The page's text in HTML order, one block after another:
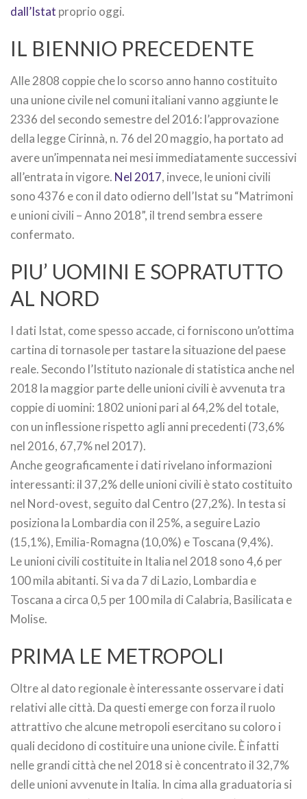
dall’Istat proprio oggi.
IL BIENNIO PRECEDENTE
Alle 2808 coppie che lo scorso anno hanno costituito
una unione civile nel comuni italiani vanno aggiunte le
2336 del secondo semestre del 2016: l’approvazione
della legge Cirinnà, n. 76 del 20 maggio, ha portato ad
avere un’impennata nei mesi immediatamente successivi
all’entrata in vigore. Nel 2017, invece, le unioni civili
sono 4376 e con il dato odierno dell’Istat su “Matrimoni
e unioni civili – Anno 2018”, il trend sembra essere
confermato.
PIU’ UOMINI E SOPRATUTTO
AL NORD
I dati Istat, come spesso accade, ci forniscono un’ottima
cartina di tornasole per tastare la situazione del paese
reale. Secondo l’Istituto nazionale di statistica anche nel
2018 la maggior parte delle unioni civili è avvenuta tra
coppie di uomini: 1802 unioni pari al 64,2% del totale,
con un inflessione rispetto agli anni precedenti (73,6%
nel 2016, 67,7% nel 2017).
Anche geograficamente i dati rivelano informazioni
interessanti: il 37,2% delle unioni civili è stato costituito
nel Nord-ovest, seguito dal Centro (27,2%). In testa si
posiziona la Lombardia con il 25%, a seguire Lazio
(15,1%), Emilia-Romagna (10,0%) e Toscana (9,4%).
Le unioni civili costituite in Italia nel 2018 sono 4,6 per
100 mila abitanti. Si va da 7 di Lazio, Lombardia e
Toscana a circa 0,5 per 100 mila di Calabria, Basilicata e
Molise.
PRIMA LE METROPOLI
Oltre al dato regionale è interessante osservare i dati
relativi alle città. Da questi emerge con forza il ruolo
attrattivo che alcune metropoli esercitano su coloro i
quali decidono di costituire una unione civile. È infatti
nelle grandi città che nel 2018 si è concentrato il 32,7%
delle unioni avvenute in Italia. In cima alla graduatoria si